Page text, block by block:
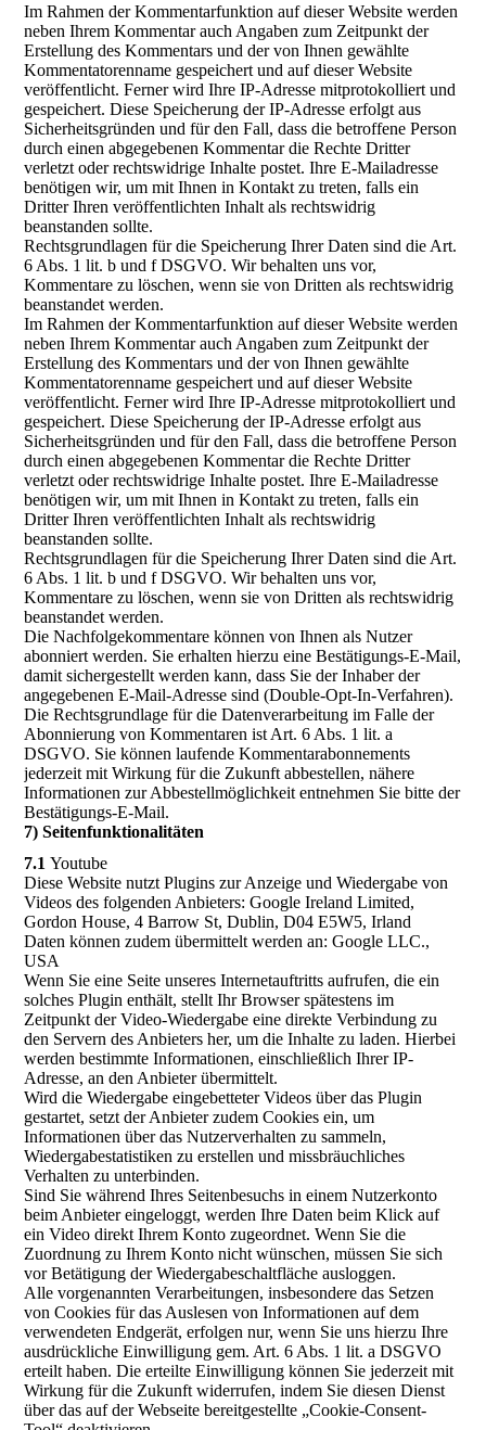
Im Rahmen der Kommentarfunktion auf dieser Website werden
neben Ihrem Kommentar auch Angaben zum Zeitpunkt der
Erstellung des Kommentars und der von Ihnen gewählte
Kommentatorenname gespeichert und auf dieser Website
veröffentlicht. Ferner wird Ihre IP-Adresse mitprotokolliert und
gespeichert. Diese Speicherung der IP-Adresse erfolgt aus
Sicherheitsgründen und für den Fall, dass die betroffene Person
durch einen abgegebenen Kommentar die Rechte Dritter
verletzt oder rechtswidrige Inhalte postet. Ihre E-Mailadresse
benötigen wir, um mit Ihnen in Kontakt zu treten, falls ein
Dritter Ihren veröffentlichten Inhalt als rechtswidrig
beanstanden sollte.
Rechtsgrundlagen für die Speicherung Ihrer Daten sind die Art.
6 Abs. 1 lit. b und f DSGVO. Wir behalten uns vor,
Kommentare zu löschen, wenn sie von Dritten als rechtswidrig
beanstandet werden.
Im Rahmen der Kommentarfunktion auf dieser Website werden
neben Ihrem Kommentar auch Angaben zum Zeitpunkt der
Erstellung des Kommentars und der von Ihnen gewählte
Kommentatorenname gespeichert und auf dieser Website
veröffentlicht. Ferner wird Ihre IP-Adresse mitprotokolliert und
gespeichert. Diese Speicherung der IP-Adresse erfolgt aus
Sicherheitsgründen und für den Fall, dass die betroffene Person
durch einen abgegebenen Kommentar die Rechte Dritter
verletzt oder rechtswidrige Inhalte postet. Ihre E-Mailadresse
benötigen wir, um mit Ihnen in Kontakt zu treten, falls ein
Dritter Ihren veröffentlichten Inhalt als rechtswidrig
beanstanden sollte.
Rechtsgrundlagen für die Speicherung Ihrer Daten sind die Art.
6 Abs. 1 lit. b und f DSGVO. Wir behalten uns vor,
Kommentare zu löschen, wenn sie von Dritten als rechtswidrig
beanstandet werden.
Die Nachfolgekommentare können von Ihnen als Nutzer
abonniert werden. Sie erhalten hierzu eine Bestätigungs-E-Mail,
damit sichergestellt werden kann, dass Sie der Inhaber der
angegebenen E-Mail-Adresse sind (Double-Opt-In-Verfahren).
Die Rechtsgrundlage für die Datenverarbeitung im Falle der
Abonnierung von Kommentaren ist Art. 6 Abs. 1 lit. a
DSGVO. Sie können laufende Kommentarabonnements
jederzeit mit Wirkung für die Zukunft abbestellen, nähere
Informationen zur Abbestellmöglichkeit entnehmen Sie bitte der
Bestätigungs-E-Mail.
7) Seitenfunktionalitäten
7.1 Youtube
Diese Website nutzt Plugins zur Anzeige und Wiedergabe von
Videos des folgenden Anbieters: Google Ireland Limited,
Gordon House, 4 Barrow St, Dublin, D04 E5W5, Irland
Daten können zudem übermittelt werden an: Google LLC.,
USA
Wenn Sie eine Seite unseres Internetauftritts aufrufen, die ein
solches Plugin enthält, stellt Ihr Browser spätestens im
Zeitpunkt der Video-Wiedergabe eine direkte Verbindung zu
den Servern des Anbieters her, um die Inhalte zu laden. Hierbei
werden bestimmte Informationen, einschließlich Ihrer IP-
Adresse, an den Anbieter übermittelt.
Wird die Wiedergabe eingebetteter Videos über das Plugin
gestartet, setzt der Anbieter zudem Cookies ein, um
Informationen über das Nutzerverhalten zu sammeln,
Wiedergabestatistiken zu erstellen und missbräuchliches
Verhalten zu unterbinden.
Sind Sie während Ihres Seitenbesuchs in einem Nutzerkonto
beim Anbieter eingeloggt, werden Ihre Daten beim Klick auf
ein Video direkt Ihrem Konto zugeordnet. Wenn Sie die
Zuordnung zu Ihrem Konto nicht wünschen, müssen Sie sich
vor Betätigung der Wiedergabeschaltfläche ausloggen.
Alle vorgenannten Verarbeitungen, insbesondere das Setzen
von Cookies für das Auslesen von Informationen auf dem
verwendeten Endgerät, erfolgen nur, wenn Sie uns hierzu Ihre
ausdrückliche Einwilligung gem. Art. 6 Abs. 1 lit. a DSGVO
erteilt haben. Die erteilte Einwilligung können Sie jederzeit mit
Wirkung für die Zukunft widerrufen, indem Sie diesen Dienst
über das auf der Webseite bereitgestellte „Cookie-Consent-